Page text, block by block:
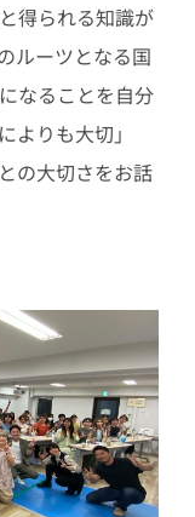
得られる知識が
ルーツとなる国
なることを自分
よりも大切」
の大切さをお話